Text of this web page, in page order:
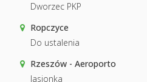
Dworzec PKP
Ropczyce
Do ustalenia
Rzeszów - Aeroporto
Jasionka